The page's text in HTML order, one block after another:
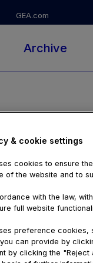
GEA.com
Archive
& cookie settings
cookies to ensure
of the website and to
with the law,
full website
preference
can provide by
by clicking the